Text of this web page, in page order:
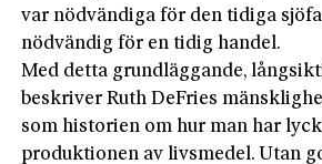
var nödvändiga för den tidiga
nödvändig för en tidig handel.
Med detta grundläggande,
beskriver Ruth DeFries
som historien om hur man har
produktionen av livsmedel. Utan